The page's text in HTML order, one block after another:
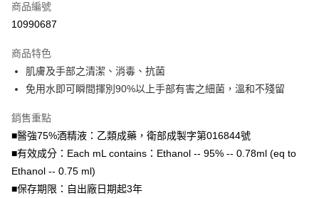
LINE Pay
街口支付
悠遊付
全盈+PAY
AFTEE先享後付
【關於「AFTEE先享後付」】
AFTEE先享後付是「在收到商品之後才付款」的支付方式。 讓您購物簡單
ATM付款
商品編號
10990687
商品特色
肌膚及手部之清潔、消毒、抗菌
免用水即可瞬間揮別90%以上手部有害之細菌，溫和不殘留
銷售重點
■醫強75%酒精液：乙類成藥，衛部成製字第016844號
■有效成分：Each mL contains：Ethanol -- 95% -- 0.78ml (eq to
Ethanol -- 0.75 ml)
■保存期限：自出廠日期起3年